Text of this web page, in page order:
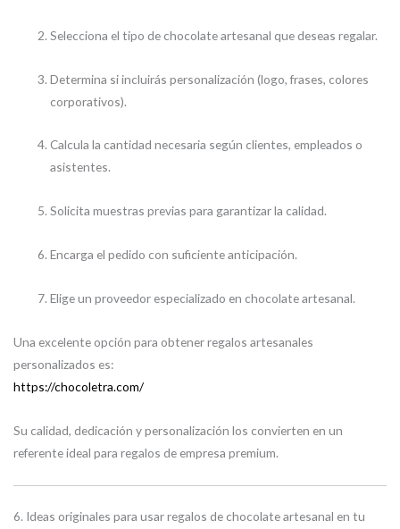
Selecciona el tipo de chocolate artesanal que deseas regalar.
Determina si incluirás personalización (logo, frases, colores
corporativos).
Calcula la cantidad necesaria según clientes, empleados o
asistentes.
Solicita muestras previas para garantizar la calidad.
Encarga el pedido con suficiente anticipación.
Elige un proveedor especializado en chocolate artesanal.
Una excelente opción para obtener regalos artesanales
personalizados es:
https://chocoletra.com/
Su calidad, dedicación y personalización los convierten en un
referente ideal para regalos de empresa premium.
6. Ideas originales para usar regalos de chocolate artesanal en tu